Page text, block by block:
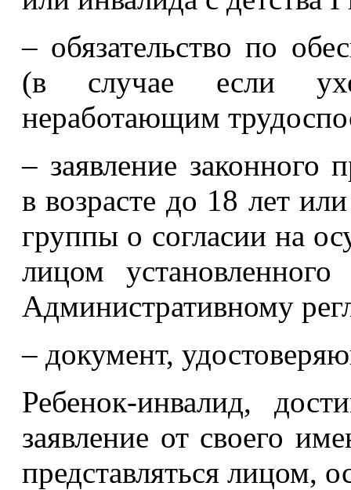
– обязательство по
(в случае если
неработающим
– заявление законного
в возрасте до 18 лет
группы о согласии на
лицом
Административному
– документ,
Ребенок-инвалид,
заявление от своего
представляться лицом,